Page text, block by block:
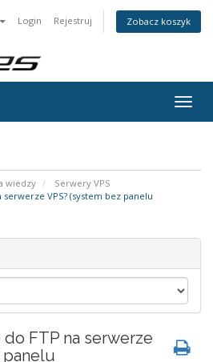
Login Rejestruj Zobacz koszyk
wiedzy
Serwery VPS
serwerze VPS? (system bez panelu
FTP na serwerze
panelu